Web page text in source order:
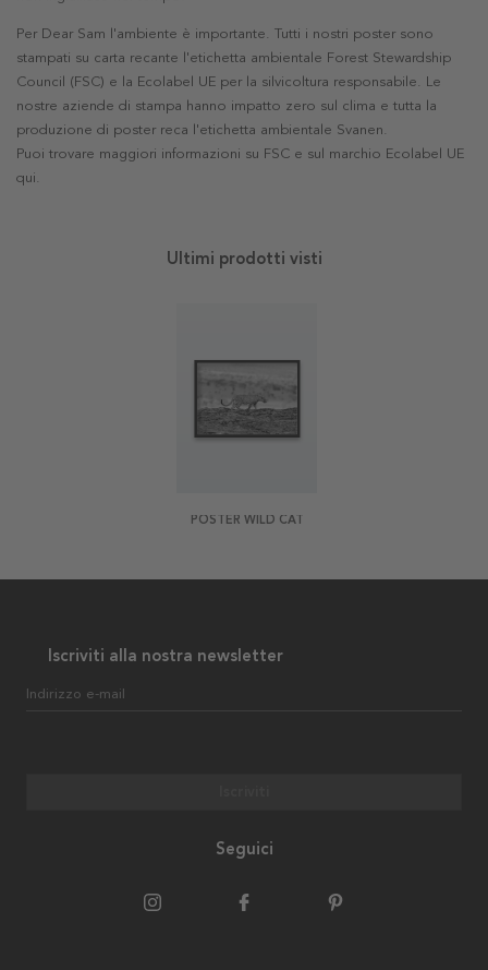
Per Dear Sam l'ambiente è importante. Tutti i nostri poster sono
stampati su carta recante l'etichetta ambientale Forest Stewardship
Council (FSC) e la Ecolabel UE per la silvicoltura responsabile. Le
nostre aziende di stampa hanno impatto zero sul clima e tutta la
produzione di poster reca l'etichetta ambientale Svanen.
Puoi trovare maggiori informazioni su FSC e sul marchio Ecolabel UE
qui.
Ultimi prodotti visti
POSTER WILD CAT
Iscriviti alla nostra newsletter
Indirizzo e-mail
Seguici